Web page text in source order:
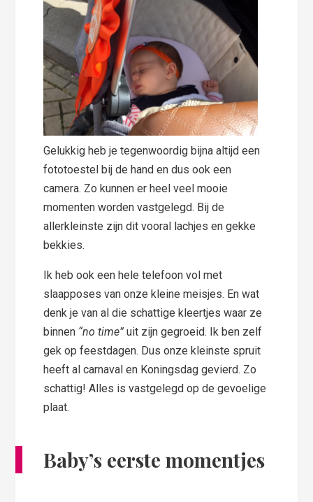
Gelukkig heb je tegenwoordig bijna altijd een
fototoestel bij de hand en dus ook een
camera. Zo kunnen er heel veel mooie
momenten worden vastgelegd. Bij de
allerkleinste zijn dit vooral lachjes en gekke
bekkies.
Ik heb ook een hele telefoon vol met
slaapposes van onze kleine meisjes. En wat
denk je van al die schattige kleertjes waar ze
binnen “no time” uit zijn gegroeid. Ik ben zelf
gek op feestdagen. Dus onze kleinste spruit
heeft al carnaval en Koningsdag gevierd. Zo
schattig! Alles is vastgelegd op de gevoelige
plaat.
Baby’s eerste momentjes